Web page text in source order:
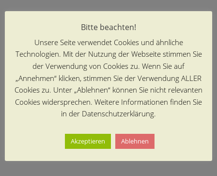
Bitte beachten!
Unsere Seite verwendet Cookies und ähnliche
Technologien. Mit der Nutzung der Webseite stimmen Sie
der Verwendung von Cookies zu. Wenn Sie auf
„Annehmen“ klicken, stimmen Sie der Verwendung ALLER
Cookies zu. Unter „Ablehnen“ können Sie nicht relevanten
Cookies widersprechen. Weitere Informationen finden Sie
in der Datenschutzerklärung.
Akzeptieren Ablehnen